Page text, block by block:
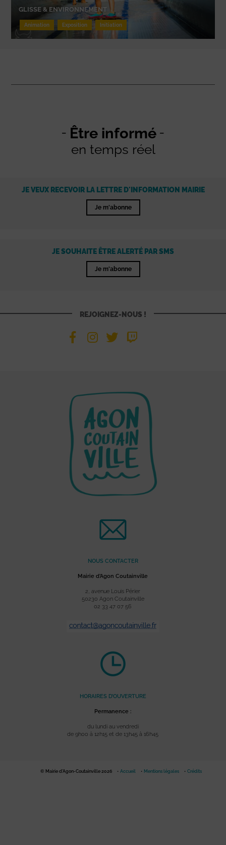
GLISSE & ENVIRONNEMENT
Animation Exposition Initiation
Être informé
en temps réel
JE VEUX RECEVOIR LA LETTRE D'INFORMATION MAIRIE
Je m'abonne
JE SOUHAITE ÊTRE ALERTÉ PAR SMS
Je m'abonne
REJOIGNEZ-NOUS !
NOUS CONTACTER
Mairie d’Agon Coutainville
2, avenue Louis Périer
50230 Agon Coutainville
02 33 47 07 56
HORAIRES D’OUVERTURE
Permanence :
du lundi au vendredi
de 9h00 à 12h15 et de 13h45 à 16h45
© Mairie d'Agon-Coutainville 2026 Accueil Mentions légales Crédits